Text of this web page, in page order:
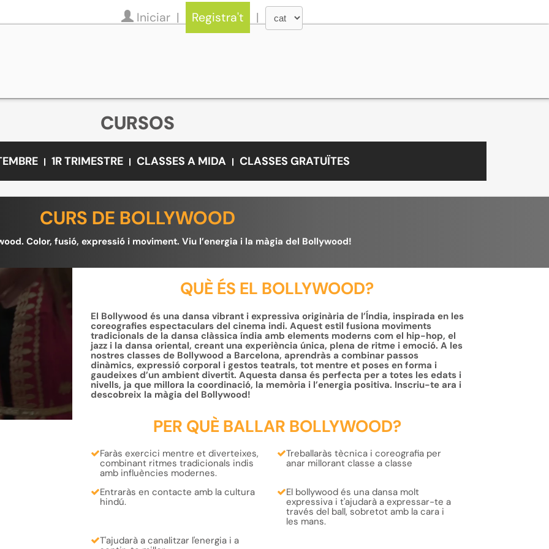
Iniciar Registra't
CURSOS
1R TRIMESTRE CLASSES A MIDA CLASSES GRATUÏTES
CURS DE BOLLYWOOD
Color, fusió, expressió i moviment. Viu l’energia i la màgia del Bollywood!
QUÈ ÉS EL BOLLYWOOD?
El Bollywood és una dansa vibrant i expressiva originària de l’Índia, inspirada en les
coreografies espectaculars del cinema indi. Aquest estil fusiona moviments
tradicionals de la dansa clàssica índia amb elements moderns com el hip-hop, el
jazz i la dansa oriental, creant una experiència única, plena de ritme i emoció. A les
nostres classes de Bollywood a Barcelona, aprendràs a combinar passos
dinàmics, expressió corporal i gestos teatrals, tot mentre et poses en forma i
gaudeixes d’un ambient divertit. Aquesta dansa és perfecta per a totes les edats i
nivells, ja que millora la coordinació, la memòria i l’energia positiva. Inscriu-te ara i
descobreix la màgia del Bollywood!
PER QUÈ BALLAR BOLLYWOOD?
Faràs exercici mentre et diverteixes,
combinant ritmes tradicionals indis
amb influències modernes.
Treballaràstècnica icoreografia per
anar millorant classe a classe
Entraràs en contacte amb la cultura
hindú.
El bollywood és unadansa molt
expressiva i t'ajudarà a expressar-te a
través del ball, sobretot amb lacara i
les mans.
T'ajudarà a canalitzar l'energiai a